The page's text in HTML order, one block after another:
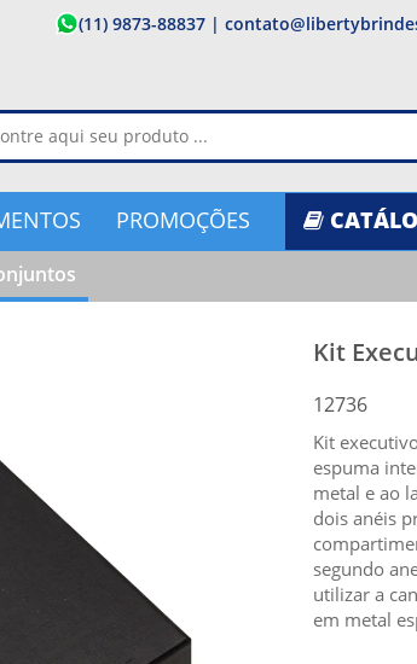
(11) 9873-88837 |
PROMOÇÕES
Kit
12736
Kit
espuma
metal e ao
dois anéis
segundo
utilizar a
em metal